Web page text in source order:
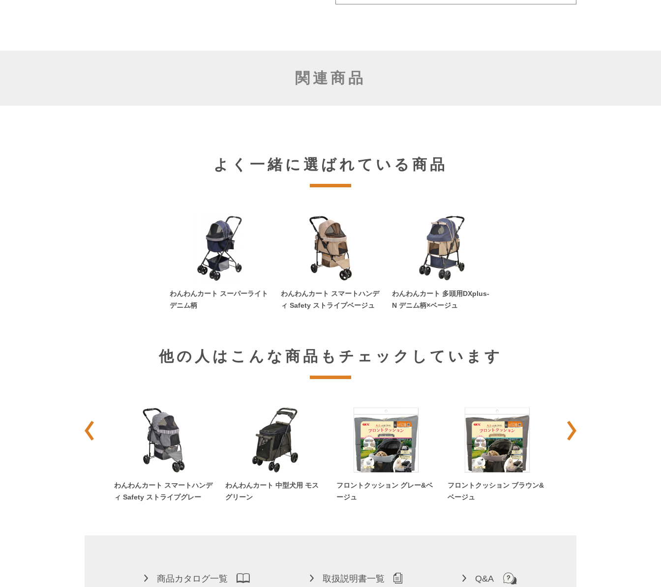
関連商品
よく一緒に選ばれている商品
わんわんカート スーパーライト
デニム柄
わんわんカート スマートハンデ
ィ Safety ストライプベージュ
わんわんカート 多頭用DXplus-
N デニム柄×ベージュ
他の人はこんな商品も チェックしています
わんわんカート スマートハンデ
ィ Safety ストライプグレー
わんわんカート 中型犬用 モス
グリーン
フロントクッション グレー&ベ
ージュ
フロントクッション ブラウン&
ベージュ
商品カタログ一覧 取扱説明書一覧 Q&A